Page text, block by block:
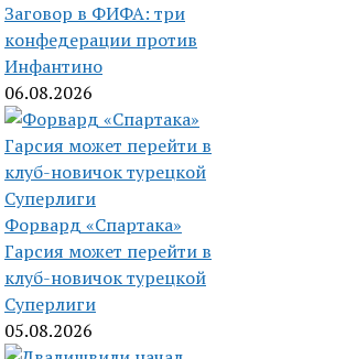
Заговор в ФИФА: три
конфедерации против
Инфантино
06.08.2026
Форвард «Спартака»
Гарсия может перейти в
клуб-новичок турецкой
Суперлиги
05.08.2026